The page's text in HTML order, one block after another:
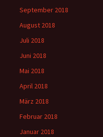
September 2018
August 2018
Juli 2018
Juni 2018
Mai 2018
April 2018
März 2018
Februar 2018
Januar 2018